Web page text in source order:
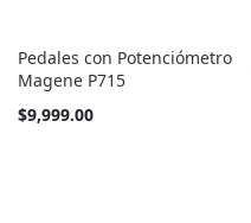
Pedales con Potenciómetro
Magene P715
$9,999.00